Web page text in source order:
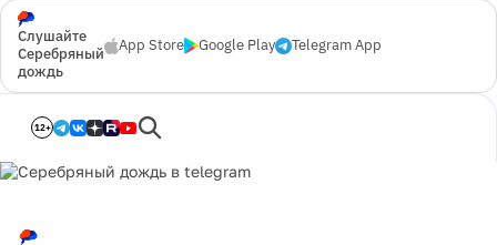
Слушайте
Серебряный
дождь
App Store Google Play Telegram App
12+